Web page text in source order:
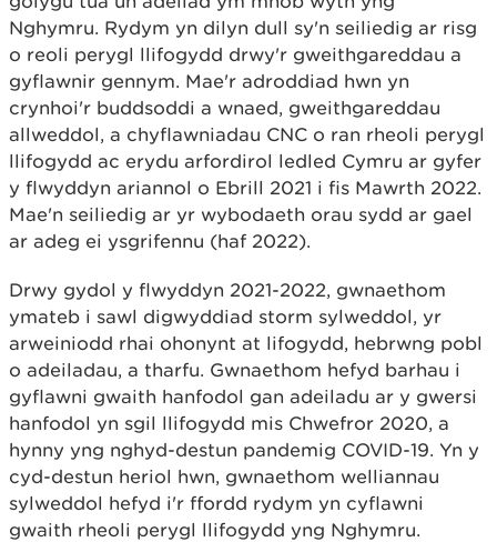
Nghymru. Rydym yn dilyn dull sy'n seiliedig ar risg
o reoli perygl llifogydd drwy'r gweithgareddau a
gyflawnir gennym. Mae'r adroddiad hwn yn
crynhoi'r buddsoddi a wnaed, gweithgareddau
allweddol, a chyflawniadau CNC o ran rheoli perygl
llifogydd ac erydu arfordirol ledled Cymru ar gyfer
y flwyddyn ariannol o Ebrill 2021 i fis Mawrth 2022.
Mae'n seiliedig ar yr wybodaeth orau sydd ar gael
ar adeg ei ysgrifennu (haf 2022).
Drwy gydol y flwyddyn 2021-2022, gwnaethom
ymateb i sawl digwyddiad storm sylweddol, yr
arweiniodd rhai ohonynt at lifogydd, hebrwng pobl
o adeiladau, a tharfu. Gwnaethom hefyd barhau i
gyflawni gwaith hanfodol gan adeiladu ar y gwersi
hanfodol yn sgil llifogydd mis Chwefror 2020, a
hynny yng nghyd-destun pandemig COVID-19. Yn y
cyd-destun heriol hwn, gwnaethom welliannau
sylweddol hefyd i'r ffordd rydym yn cyflawni
gwaith rheoli perygl llifogydd yng Nghymru.